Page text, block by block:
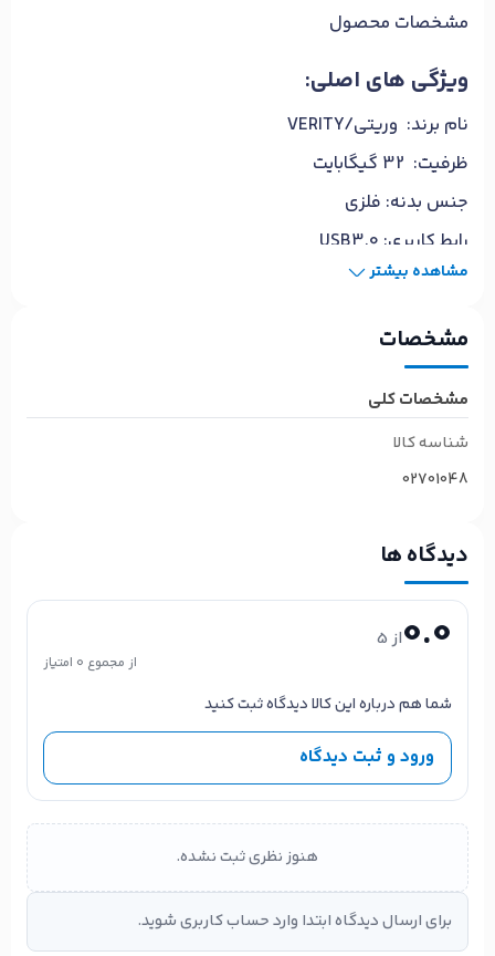
مشخصات محصول
ویژگی های اصلی:
نام برند: وریتی/VERITY
ظرفیت: 32 گیگابایت
جنس بدنه: فلزی
رابط کاربری: USB3.0
مشاهده بیشتر
مشخصات
مشخصات کلی
شناسه کالا
02701048
دیدگاه ها
0.0از 5
از مجموع 0 امتیاز
شما هم درباره این کالا دیدگاه ثبت کنید
ورود و ثبت دیدگاه
هنوز نظری ثبت نشده.
برای ارسال دیدگاه ابتدا وارد حساب کاربری شوید.